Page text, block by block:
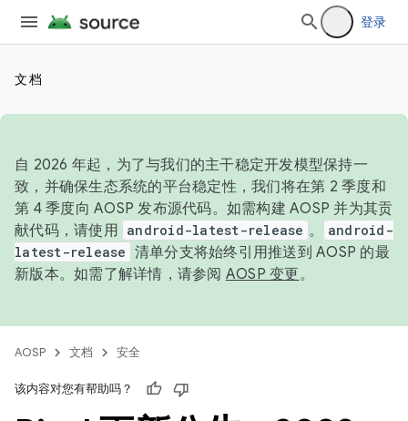
登录
文档
自 2026 年起，为了与我们的主干稳定开发模型保持一
致，并确保生态系统的平台稳定性，我们将在第 2 季度和
第 4 季度向 AOSP 发布源代码。如需构建 AOSP 并为其贡
献代码，请使用 android-latest-release 。
android-
latest-release 清单分支将始终引用推送到 AOSP 的最
新版本。如需了解详情，请参阅 AOSP 变更。
AOSP 文档 安全
该内容对您有帮助吗？